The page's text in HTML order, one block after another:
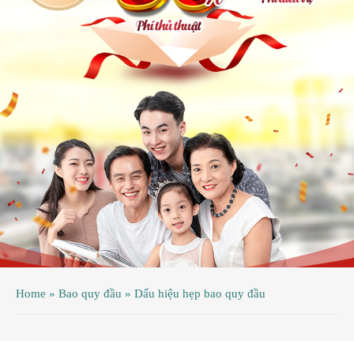
Home » Bao quy đầu » Dấu hiệu hẹp bao quy đầu